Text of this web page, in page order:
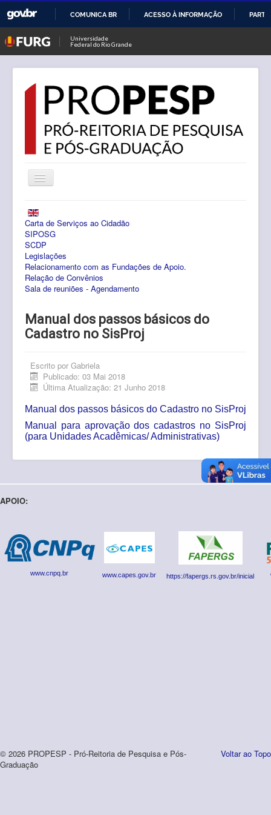
O
CONTEÚDO
COMUNICA BR ACESSO À INFORMAÇÃO
Universidade
Federal do Rio Grande
Alternar
Navegação
Notícias
PROPESP
Pesquisa
Pós-Graduação
Internacionalização.
Comitês
Contato
Carta de Serviços ao Cidadão
SIPOSG
SCDP
Legislações
Relacionamento com as Fundações de Apoio.
Relação de Convênios
Sala de reuniões - Agendamento
Manual dos passos básicos do
Cadastro no SisProj
Escrito por Gabriela
Publicado: 03 Mai 2018
Última Atualização: 21 Junho 2018
Manual dos passos básicos do Cadastro no SisProj
Manual para aprovação dos cadastros no SisProj
(para Unidades Acadêmicas/ Administrativas)
APOIO:
www.cnpq.br www.capes.gov.br https://fapergs.rs.gov.br/inicial
Voltar ao Topo
© 2026 PROPESP - Pró-Reitoria de Pesquisa e Pós-
Graduação